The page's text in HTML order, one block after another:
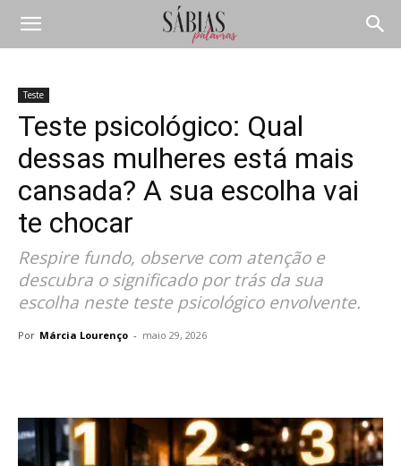
Teste
Teste psicológico: Qual
dessas mulheres está mais
cansada? A sua escolha vai
te chocar
Respire fundo, observe com atenção e
descubra o significado por trás da sua
escolha neste teste psicológico envolvente.
Por Márcia Lourenço - maio 29, 2026